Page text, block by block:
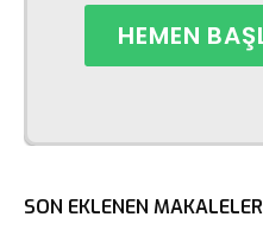
SON EKLENEN MAKALELER